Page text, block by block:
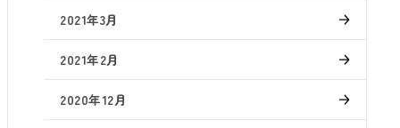
2021年3月
2021年2月
2020年12月